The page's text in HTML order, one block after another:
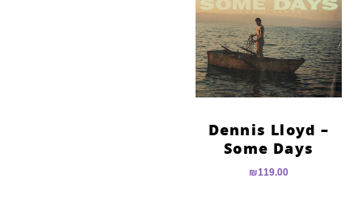
Dennis Lloyd –
Some Days
₪119.00